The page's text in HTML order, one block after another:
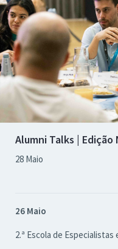
Alumni Talks |
28 Maio
26 Maio
2.ª Escola de Especialistas